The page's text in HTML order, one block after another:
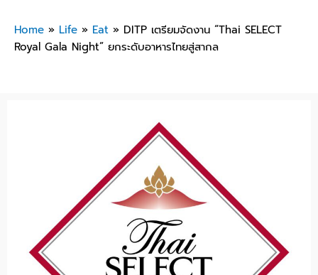
Home » Life » Eat » DITP เตรียมจัดงาน “Thai SELECT
Royal Gala Night” ยกระดับอาหารไทยสู่สากล